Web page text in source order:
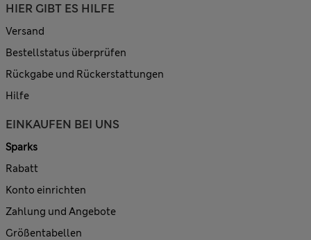
HIER GIBT ES HILFE
Versand
Bestellstatus überprüfen
Rückgabe und Rückerstattungen
Hilfe
EINKAUFEN BEI UNS
Sparks
Rabatt
Konto einrichten
Zahlung und Angebote
Größentabellen